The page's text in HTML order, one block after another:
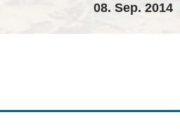
08. Sep. 2014